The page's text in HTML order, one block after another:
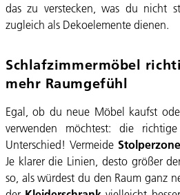
das zu verstecken, was du nicht
zugleich als Dekoelemente dienen.
Schlafzimmermöbel
mehr Raumgefühl
Egal, ob du neue Möbel kaufst
verwenden möchtest: die
Unterschied! Vermeide
Je klarer die Linien, desto größer
so, als würdest du den Raum ganz